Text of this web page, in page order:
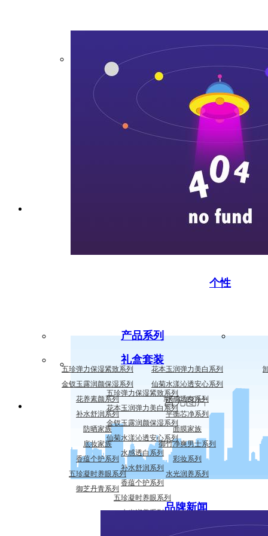
个性
产品系列
五珍弹力保湿紧致系列
花本玉润弹力美白系列
金钗玉露润颜保湿系列
仙菊水漾沁透安心系列
花养素颜系列
水感透白系列
补水舒润系列
平衡芯净系列
防晒家族
面膜家族
底妆家族
御竹净爽男士系列
香蕴个护系列
彩妆系列
五珍凝时养眼系列
水光润养系列
御芝丹青系列
礼盒套装
五珍弹力保湿紧致系列
花本玉润弹力美白系列
金钗玉露润颜保湿系列
仙菊水漾沁透安心系列
水感透白系列
补水舒润系列
香蕴个护系列
五珍凝时养眼系列
水光润养系列品牌新闻